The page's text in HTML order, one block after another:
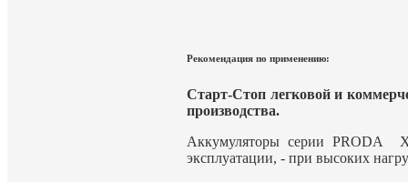
Рекомендация по применению:
Старт-Стоп легковой и
производства.
Аккумуляторы серии PRODA
эксплуатации, - при высоких